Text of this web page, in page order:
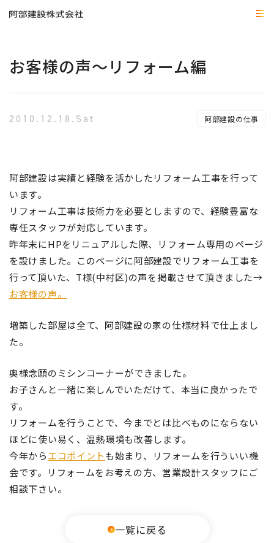
お客様の声～リフォーム編
2010.12.18.Sat 阿部建設の仕事
阿部建設は実績と経験を活かしたリフォーム工事を行って
います。
リフォーム工事は技術力を必要としますので、経験豊富な
専任スタッフが対応しています。
昨年末にHPをリニュアルした際、リフォーム専用のページ
を設けました。このページに阿部建設でリフォーム工事を
行って頂いた、T様(中村区)の声を掲載させて頂きました→
お客様の声。
増築した部屋は全て、阿部建設の家の仕様材料で仕上まし
た。
奥様念願のミシンコーナーができました。
お子さんと一緒に楽しんでいただけて、本当に良かったで
す。
リフォームを行うことで、今までとは比べものにならない
ほどに使い易く、温熱環境も改善します。
今年からエコポイントも始まり、リフォームを行ういい機
会です。リフォームをお考えの方、営業設計スタッフにご
相談下さい。
一覧に戻る